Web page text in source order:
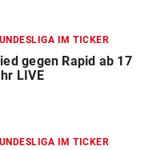
IM TICKER
gegen Rapid ab 17
LIVE
IM TICKER